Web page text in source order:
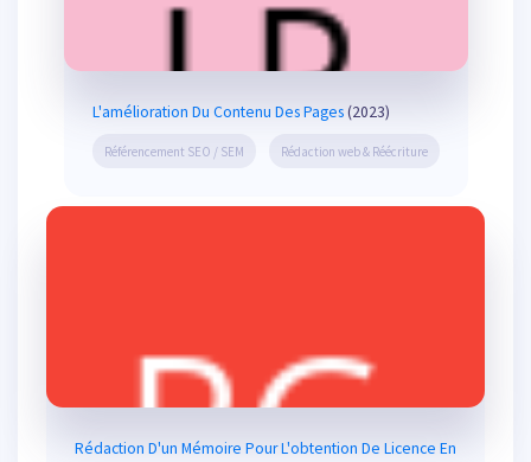
L'amélioration Du Contenu Des Pages(2023)
Référencement SEO / SEM Rédaction web & Réécriture
Rédaction D'un Mémoire Pour L'obtention De Licence En